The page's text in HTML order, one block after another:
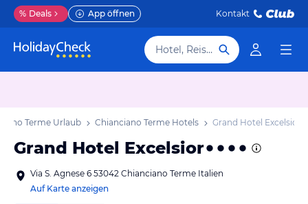
% Deals App öffnen Kontakt
Hotel, Reiseziel
Terme Urlaub Chianciano Terme Hotels Grand Hotel Excelsior
Grand Hotel Excelsior
Via S. Agnese 6 53042 Chianciano Terme Italien
Auf Karte anzeigen